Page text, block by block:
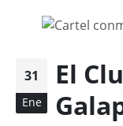
31
Ene
El